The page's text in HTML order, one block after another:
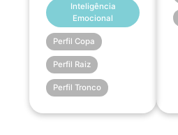
Inteligência
Emocional
Perfil Copa
Perfil Raiz
Perfil Tronco